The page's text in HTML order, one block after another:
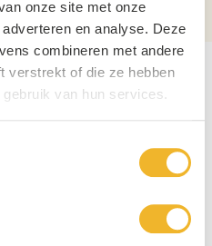
onze site met onze
en analyse. Deze
combineren met andere
verstrekt of die ze hebben
van hun services.